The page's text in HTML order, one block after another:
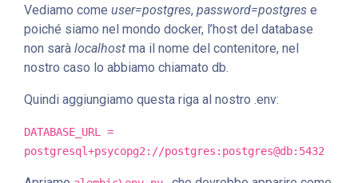
Vediamo come user=postgres, password=postgres e
poiché siamo nel mondo docker, l’host del database
non sarà localhost ma il nome del contenitore, nel
nostro caso lo abbiamo chiamato db.
Quindi aggiungiamo questa riga al nostro .env:
DATABASE_URL =
postgresql+psycopg2://postgres:postgres@db:5432